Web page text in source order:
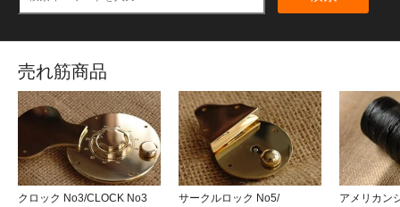
売れ筋商品
クロック No3/CLOCK No3
サークルロック No5/
アメリカ